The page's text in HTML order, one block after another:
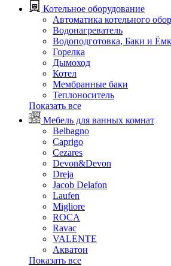
Котельное оборудование
Автоматика котельного
Водонагреватель
Водоподготовка, Баки и
Горелка
Дымоход
Котел
Мембранные баки
Теплоноситель
Показать все
Мебель для ванных комнат
Belbagno
Caprigo
Cezares
Devon&Devon
Dreja
Jacob Delafon
Laufen
Migliore
ROCA
Rаvac
VALENTE
Акватон
Показать все